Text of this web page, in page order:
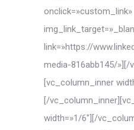
onclick=»custom_link»
link=»https://
media-816abb145/»][/
[vc_column_inner
[/
width=»1/6″][/